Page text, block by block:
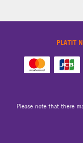
PLATIT
Please note that there